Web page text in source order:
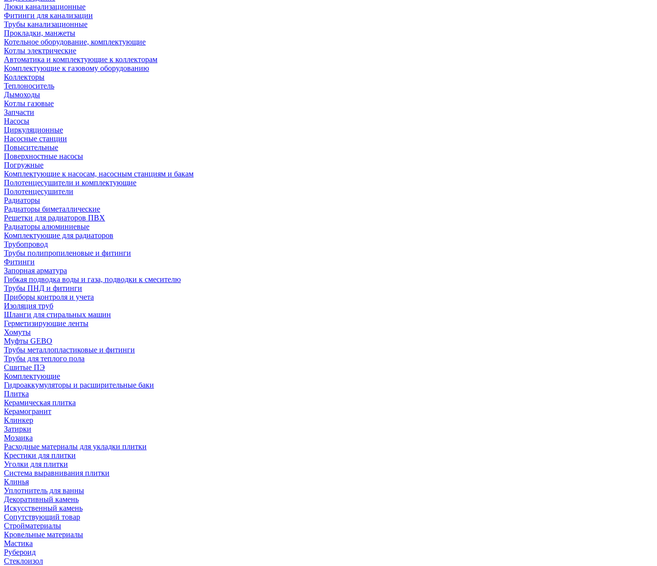
Люки канализационные
Фитинги для канализации
Трубы канализационные
Прокладки, манжеты
Котельное оборудование, комплектующие
Котлы электрические
Автоматика и комплектующие к коллекторам
Комплектующие к газовому оборудованию
Коллекторы
Теплоноситель
Дымоходы
Котлы газовые
Запчасти
Насосы
Циркуляционные
Насосные станции
Повысительные
Поверхностные насосы
Погружные
Комплектующие к насосам, насосным станциям и бакам
Полотенцесушители и комплектующие
Полотенцесушители
Радиаторы
Радиаторы биметаллические
Решетки для радиаторов ПВХ
Радиаторы алюминиевые
Комплектующие для радиаторов
Трубопровод
Трубы полипропиленовые и фитинги
Фитинги
Запорная арматура
Гибкая подводка воды и газа, подводки к смесителю
Трубы ПНД и фитинги
Приборы контроля и учета
Изоляция труб
Шланги для стиральных машин
Герметизирующие ленты
Хомуты
Муфты GEBO
Трубы металлопластиковые и фитинги
Трубы для теплого пола
Сшитые ПЭ
Комплектующие
Гидроаккумуляторы и расширительные баки
Плитка
Керамическая плитка
Керамогранит
Клинкер
Затирки
Мозаика
Расходные материалы для укладки плитки
Крестики для плитки
Уголки для плитки
Система выравнивания плитки
Клинья
Уплотнитель для ванны
Декоративный камень
Искусственный камень
Сопутствующий товар
Стройматериалы
Кровельные материалы
Мастика
Рубероид
Стеклоизол